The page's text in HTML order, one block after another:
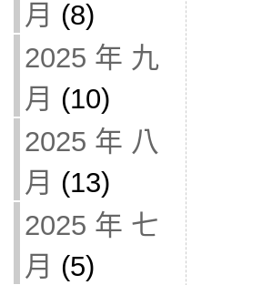
月 (8)
2025 年 九
月 (10)
2025 年 八
月 (13)
2025 年 七
月 (5)